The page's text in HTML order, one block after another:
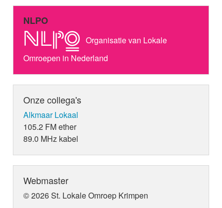
NLPO
Organisatie van Lokale
Omroepen in Nederland
Onze collega's
Alkmaar Lokaal
105.2 FM ether
89.0 MHz kabel
Webmaster
© 2026 St. Lokale Omroep Krimpen